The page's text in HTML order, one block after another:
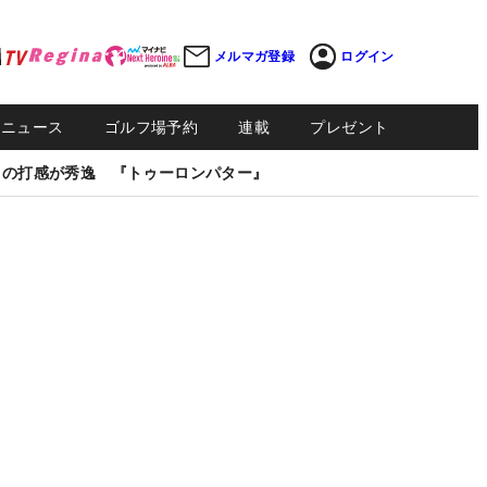
メルマガ登録 ログイン
ュース ゴルフ場予約 連載 プレゼント
打感が秀逸 『トゥーロンパター』